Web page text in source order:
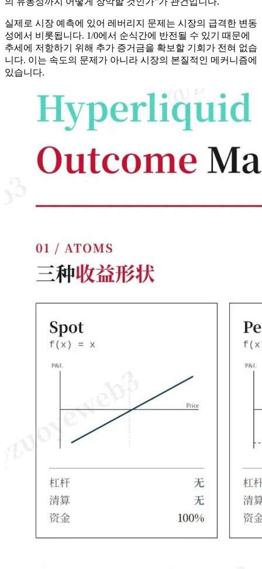
실제로 시장 예측에 있어 레버리지 문제는 시장의 급격한 변동
성에서 비롯됩니다. 1/0에서 순식간에 반전될 수 있기 때문에
추세에 저항하기 위해 추가 증거금을 확보할 기회가 전혀 없습
니다. 이는 속도의 문제가 아니라 시장의 본질적인 메커니즘에
있습니다.